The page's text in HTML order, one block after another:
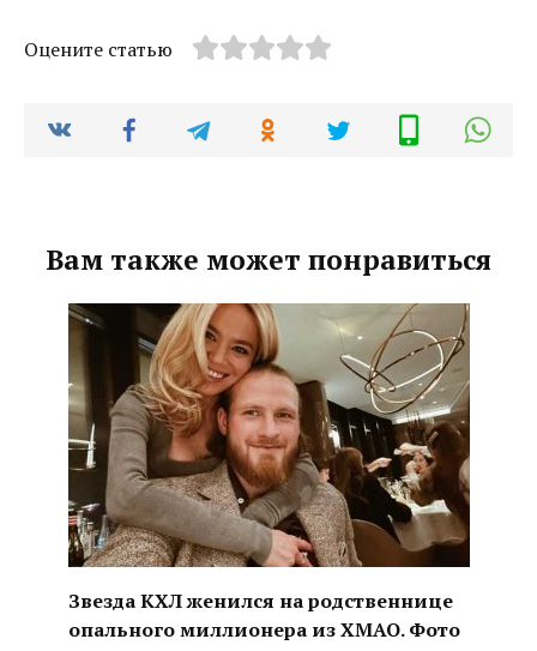
Оцените статью
Вам также может понравиться
Звезда КХЛ женился на родственнице
опального миллионера из ХМАО. Фото